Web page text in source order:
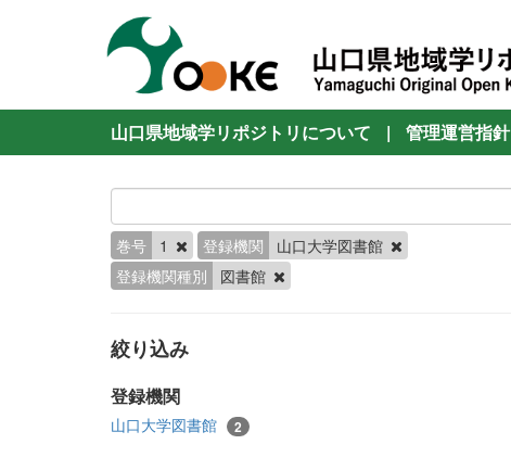
山口県地域学リポジトリについて | 管理運営指針
巻号 1 登録機関
山口大学図書館
登録機関種別
図書館
絞り込み
登録機関
山口大学図書館 2